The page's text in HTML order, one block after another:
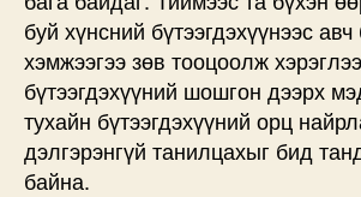
буй хүнсний бүтээгдэхүүнээс
хэмжээгээ зөв тооцоолж
бүтээгдэхүүний шошгон дээрх
тухайн бүтээгдэхүүний орц
дэлгэрэнгүй танилцахыг бид
байна.